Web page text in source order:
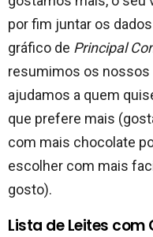
por fim juntar os
gráfico de Principal
resumimos os
ajudamos a quem
que prefere mais
com mais chocolate
escolher com mais
gosto).
Lista de Leites com